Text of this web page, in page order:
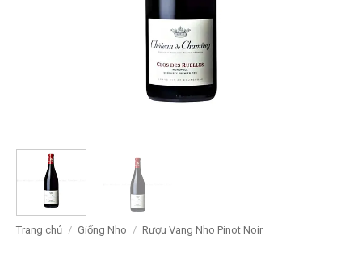
Trang chủ / Giống Nho / Rượu Vang Nho Pinot Noir